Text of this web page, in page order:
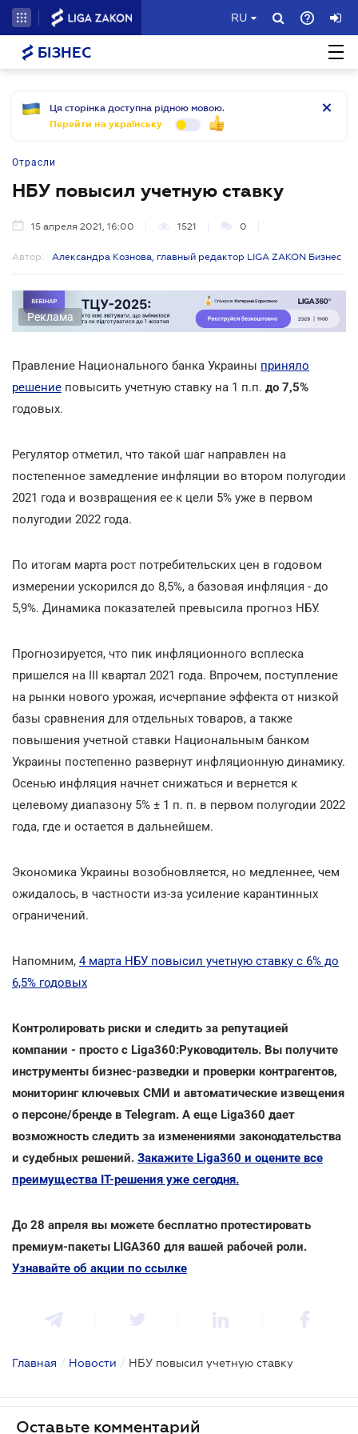
RU
БІЗНЕС
Ця сторінка доступна рідною мовою.
Перейти на українську
Отрасли
НБУ повысил учетную ставку
15 апреля 2021, 16:00 1521 0
Автор: Александра Кознова, главный редактор LIGA ZAKON Бизнес
Реклама
Правление Национального банка Украины приняло
решение повысить учетную ставку на 1 п.п. до 7,5%
годовых.
Регулятор отметил, что такой шаг направлен на
постепенное замедление инфляции во втором полугодии
2021 года и возвращения ее к цели 5% уже в первом
полугодии 2022 года.
По итогам марта рост потребительских цен в годовом
измерении ускорился до 8,5%, а базовая инфляция - до
5,9%. Динамика показателей превысила прогноз НБУ.
Прогнозируется, что пик инфляционного всплеска
пришелся на III квартал 2021 года. Впрочем, поступление
на рынки нового урожая, исчерпание эффекта от низкой
базы сравнения для отдельных товаров, а также
повышения учетной ставки Национальным банком
Украины постепенно развернут инфляционную динамику.
Осенью инфляция начнет снижаться и вернется к
целевому диапазону 5% ± 1 п. п. в первом полугодии 2022
года, где и остается в дальнейшем.
Экономика Украины возобновляется, но медленнее, чем
ожидалось, в частности из-за усиление карантинных
ограничений.
Напомним, 4 марта НБУ повысил учетную ставку с 6% до
6,5% годовых
Контролировать риски и следить за репутацией
компании - просто с Liga360:Руководитель. Вы получите
инструменты бизнес-разведки и проверки контрагентов,
мониторинг ключевых СМИ и автоматические извещения
о персоне/бренде в Telegram. А еще Liga360 дает
возможность следить за изменениями законодательства
и судебных решений. Закажите Liga360 и оцените все
преимущества ІТ-решения уже сегодня.
До 28 апреля вы можете бесплатно протестировать
премиум-пакеты LIGA360 для вашей рабочей роли.
Узнавайте об акции по ссылке
Главная / Новости / НБУ повысил учетную ставку
Оставьте комментарий